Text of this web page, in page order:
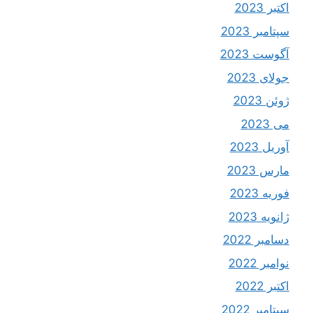
اکتبر 2023
سپتامبر 2023
آگوست 2023
جولای 2023
ژوئن 2023
می 2023
آوریل 2023
مارس 2023
فوریه 2023
ژانویه 2023
دسامبر 2022
نوامبر 2022
اکتبر 2022
سپتامبر 2022